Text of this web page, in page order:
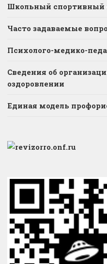
Школьный спортивный
Часто задаваемые
Психолого-медико-
Сведения об
оздоровлении
Единая модель